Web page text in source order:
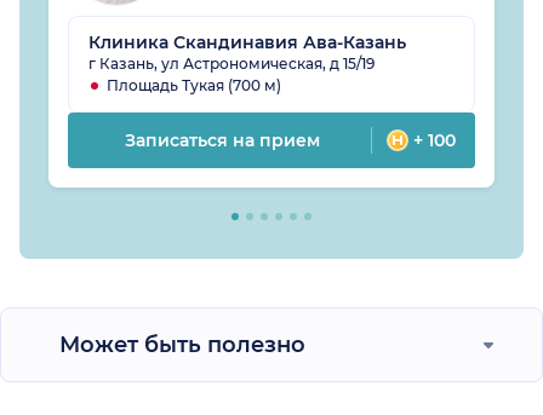
Клиника Скандинавия Ава-Казань
г Казань, ул Астрономическая, д 15/19
Площадь Тукая (700 м)
Записаться на прием + 100
Может быть полезно